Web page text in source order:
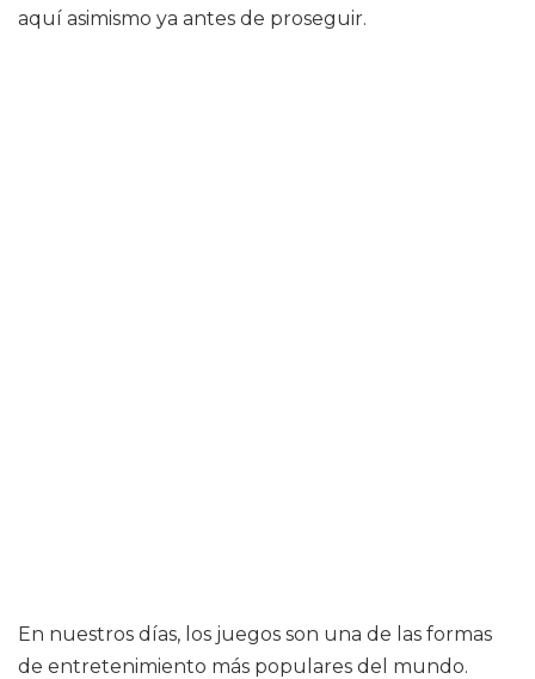
aquí asimismo ya antes de proseguir.
En nuestros días, los juegos son una de las formas
de entretenimiento más populares del mundo.